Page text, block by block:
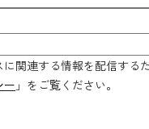
関連する情報を配信する
ー 」をご覧ください。